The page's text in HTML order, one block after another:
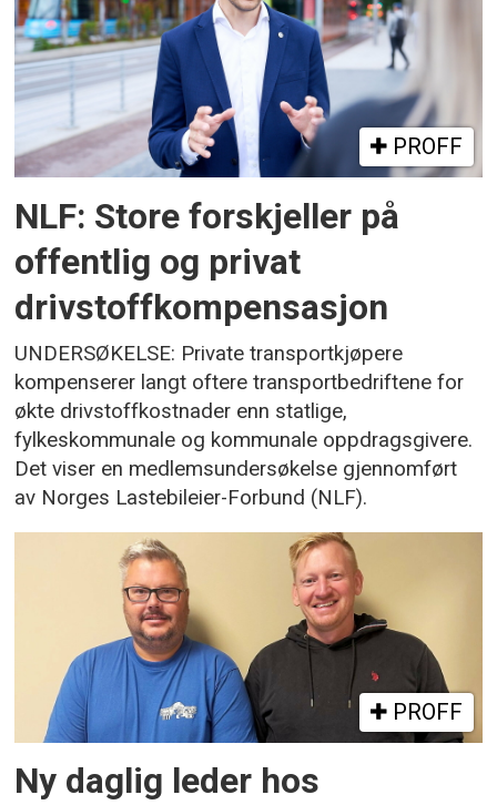
PROFF
NLF: Store forskjeller på
offentlig og privat
drivstoffkompensasjon
UNDERSØKELSE: Private transportkjøpere
kompenserer langt oftere transportbedriftene for
økte drivstoffkostnader enn statlige,
fylkeskommunale og kommunale oppdragsgivere.
Det viser en medlemsundersøkelse gjennomført
av Norges Lastebileier-Forbund (NLF).
PROFF
Ny daglig leder hos